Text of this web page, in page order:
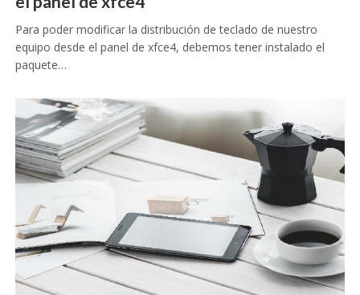
Para poder modificar la distribución de teclado de nuestro
equipo desde el panel de xfce4, debemos tener instalado el
paquete…